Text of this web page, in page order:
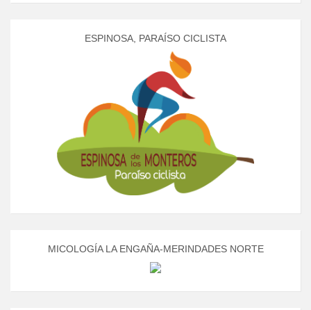
ESPINOSA, PARAÍSO CICLISTA
MICOLOGÍA LA ENGAÑA-MERINDADES NORTE